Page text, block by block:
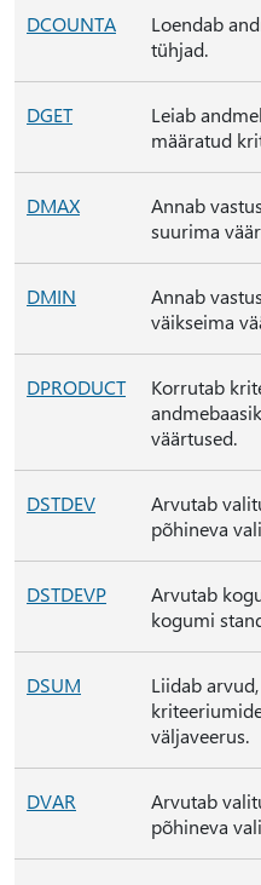
DCOUNTA
Loendab
tühjad.
DGET
Leiab
määratud
DMAX
Annab
suurima
DMIN
Annab
väikseima
DPRODUCT
Korrutab
väärtused.
DSTDEV
Arvutab
põhineva
DSTDEVP
Arvutab
kogumi
DSUM
Liidab
väljaveerus.
DVAR
Arvutab
põhineva